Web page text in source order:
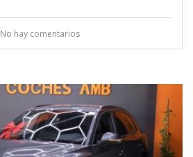
No hay comentarios